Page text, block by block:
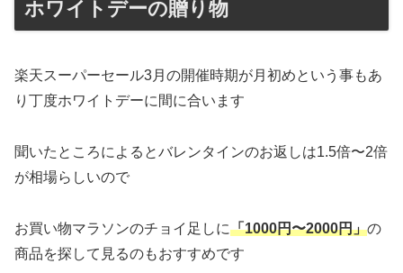
ホワイトデーの贈り物
楽天スーパーセール3月の開催時期が月初めという事もあ
り丁度ホワイトデーに間に合います
聞いたところによるとバレンタインのお返しは1.5倍〜2倍
が相場らしいので
お買い物マラソンのチョイ足しに「1000円〜2000円」の
商品を探して見るのもおすすめです